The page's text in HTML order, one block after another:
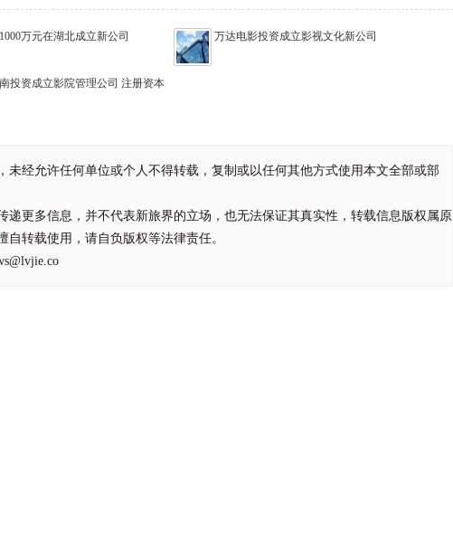
万元在湖北成立新公司 万达电影投资成立影视文化新公司
投资成立影院管理公司 注册资本
未经允许任何单位或个人不得转载，复制或以任何其他方式使用本文全部或部
递更多信息，并不代表新旅界的立场，也无法保证其真实性，转载信息版权属原
转载使用，请自负版权等法律责任。